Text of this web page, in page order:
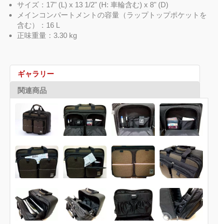
サイズ：17" (L) x 13 1/2" (H: 車輪含む) x 8" (D)
メインコンパートメントの容量（ラップトップポケットを
含む）：16 L
正味重量：3.30 kg
ギャラリー
関連商品